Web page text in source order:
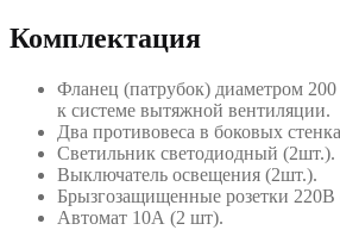
Комплектация
Фланец (патрубок) диаметром
к системе вытяжной вентиляции.
Два противовеса в боковых
Светильник светодиодный (2шт.).
Выключатель освещения (2шт.).
Брызгозащищенные розетки 220В
Автомат 10А (2 шт).